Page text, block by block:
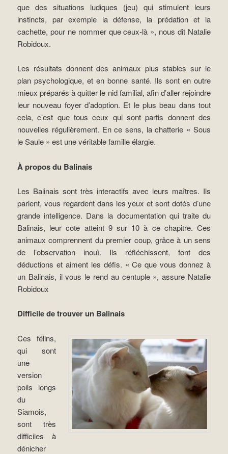
que des situations ludiques (jeu) qui stimulent leurs
instincts, par exemple la défense, la prédation et la
cachette, pour ne nommer que ceux-là », nous dit Natalie
Robidoux.
Les résultats donnent des animaux plus stables sur le
plan psychologique, et en bonne santé. Ils sont en outre
mieux préparés à quitter le nid familial, afin d’aller rejoindre
leur nouveau foyer d’adoption. Et le plus beau dans tout
cela, c’est que tous ceux qui sont partis donnent des
nouvelles régulièrement. En ce sens, la chatterie « Sous
le Saule » est une véritable famille élargie.
À propos du Balinais
Les Balinais sont très interactifs avec leurs maîtres. Ils
parlent, vous regardent dans les yeux et sont dotés d’une
grande intelligence. Dans la documentation qui traite du
Balinais, leur cote atteint 9 sur 10 à ce chapitre. Ces
animaux comprennent du premier coup, grâce à un sens
de l’observation inouï. Ils réfléchissent, font des
déductions et aiment les défis. « Ce que vous donnez à
un Balinais, il vous le rend au centuple », assure Natalie
Robidoux
Difficile de trouver un Balinais
Ces félins,
qui sont
une
version
poils longs
du
Siamois,
sont très
difficiles à
dénicher